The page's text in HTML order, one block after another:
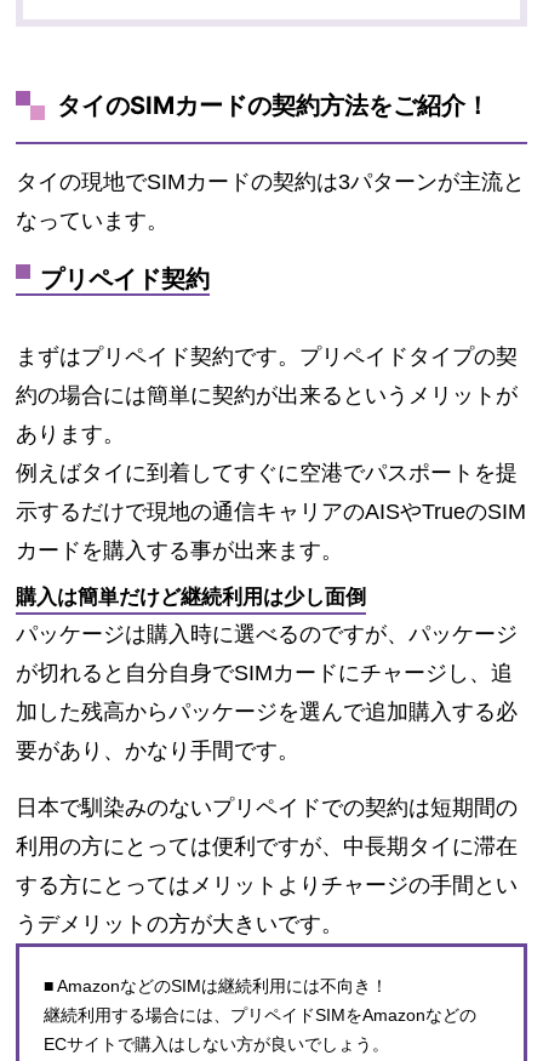
タイのSIMカードの契約方法をご紹介！
タイの現地でSIMカードの契約は3パターンが主流と
なっています。
プリペイド契約
まずはプリペイド契約です。プリペイドタイプの契
約の場合には簡単に契約が出来るというメリットが
あります。
例えばタイに到着してすぐに空港でパスポートを提
示するだけで現地の通信キャリアのAISやTrueのSIM
カードを購入する事が出来ます。
購入は簡単だけど継続利用は少し面倒
パッケージは購入時に選べるのですが、パッケージ
が切れると自分自身でSIMカードにチャージし、追
加した残高からパッケージを選んで追加購入する必
要があり、かなり手間です。
日本で馴染みのないプリペイドでの契約は短期間の
利用の方にとっては便利ですが、中長期タイに滞在
する方にとってはメリットよりチャージの手間とい
うデメリットの方が大きいです。
■ AmazonなどのSIMは継続利用には不向き！
継続利用する場合には、プリペイドSIMをAmazonなどの
ECサイトで購入はしない方が良いでしょう。